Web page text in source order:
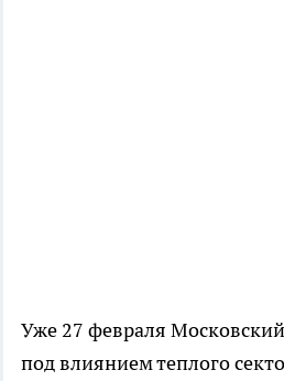
Уже 27 февраля
под влиянием теплого